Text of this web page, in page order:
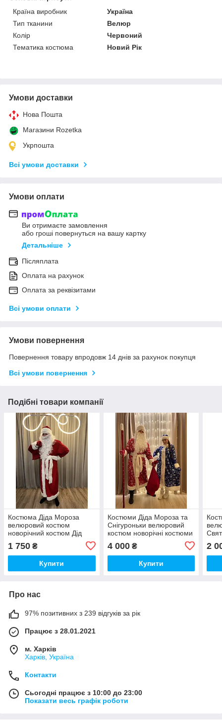
Країна виробник
Україна
Тип тканини
Велюр
Колір
Червоний
Тематика костюма
Новий Рік
Умови доставки
Нова Пошта
Магазини Rozetka
Укрпошта
Всі умови доставки
Умови оплати
Ви отримаєте замовлення
або гроші повернуться на вашу картку
Детальніше
Післяплата
Оплата на рахунок
Оплата за реквізитами
Всі умови оплати
Умови повернення
Повернення товару впродовж 14 днів за рахунок покупця
Всі умови повернення
Подібні товари компанії
Костюма Діда Мороза
велюровий костюм
новорічний костюм Дід
Мороз
1 750 ₴
Купити
Костюми Діда Мороза та
Снігуроньки велюровий
костюм новорічні костюми
Дідусь Мороз, Дід Мороз
та Снігуронька
4 000₴
Купити
2
Про нас
97% позитивних з 239 відгуків за рік
Працює з 28.01.2021
м. Харків
Харків, Україна
Контакти
Сьогодні працює з 10:00 до 23:00
Показати весь графік роботи